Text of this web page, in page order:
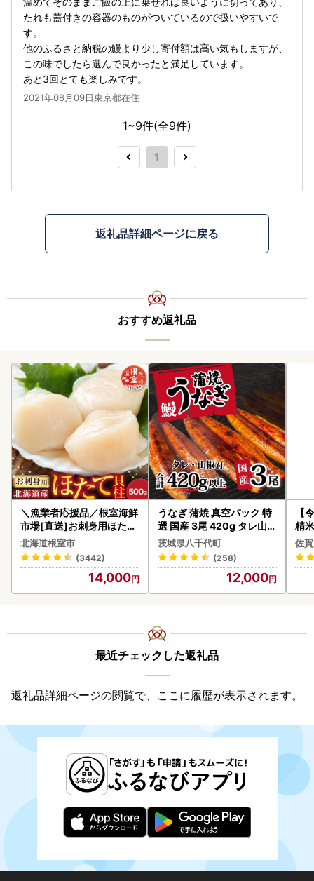
たれも蓋付きの容器のものがついているので扱いやすいで
す。
他のふるさと納税の鰻より少し寄付額は高い気もしますが、
この味でしたら選んで良かったと満足しています。
あと3回とても楽しみです。
2021年08月09日東京都在住
1~9件(全9件)
1
返礼品詳細ページに戻る
おすすめ返礼品
＼漁業者応援品／根室海鮮
市場[直送]お刺身用ほたて
貝柱500g A-28002
北海道根室市
(3442)
14,000
うなぎ 蒲焼 真空パック 特
選 国産 3尾 420g タレ山椒
付き うな重 ひつまぶし 訳
あり 茨城 ウナギ 鰻 個包装
人気 美味しい 小分け 八千
茨城県八千代町
(258)
12,000
【
精
佐
最近チェックした返礼品
返礼品詳細ページの閲覧で、ここに履歴が表示されます。